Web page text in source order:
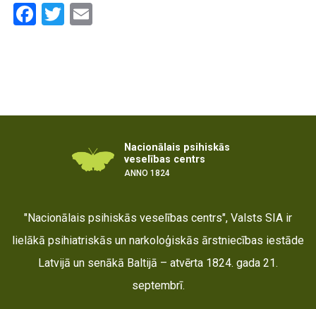
Facebook
Twitter
Nacionālais psihiskās
veselības centrs
ANNO 1824
"Nacionālais psihiskās veselības centrs", Valsts SIA ir
lielākā psihiatriskās un narkoloģiskās ārstniecības iestāde
Latvijā un senākā Baltijā – atvērta 1824. gada 21.
septembrī.